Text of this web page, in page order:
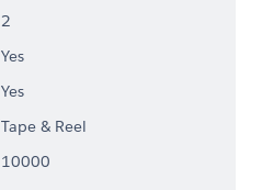
2
Yes
Yes
Tape & Reel
10000